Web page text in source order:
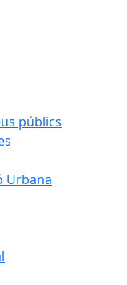
públics
Urbana